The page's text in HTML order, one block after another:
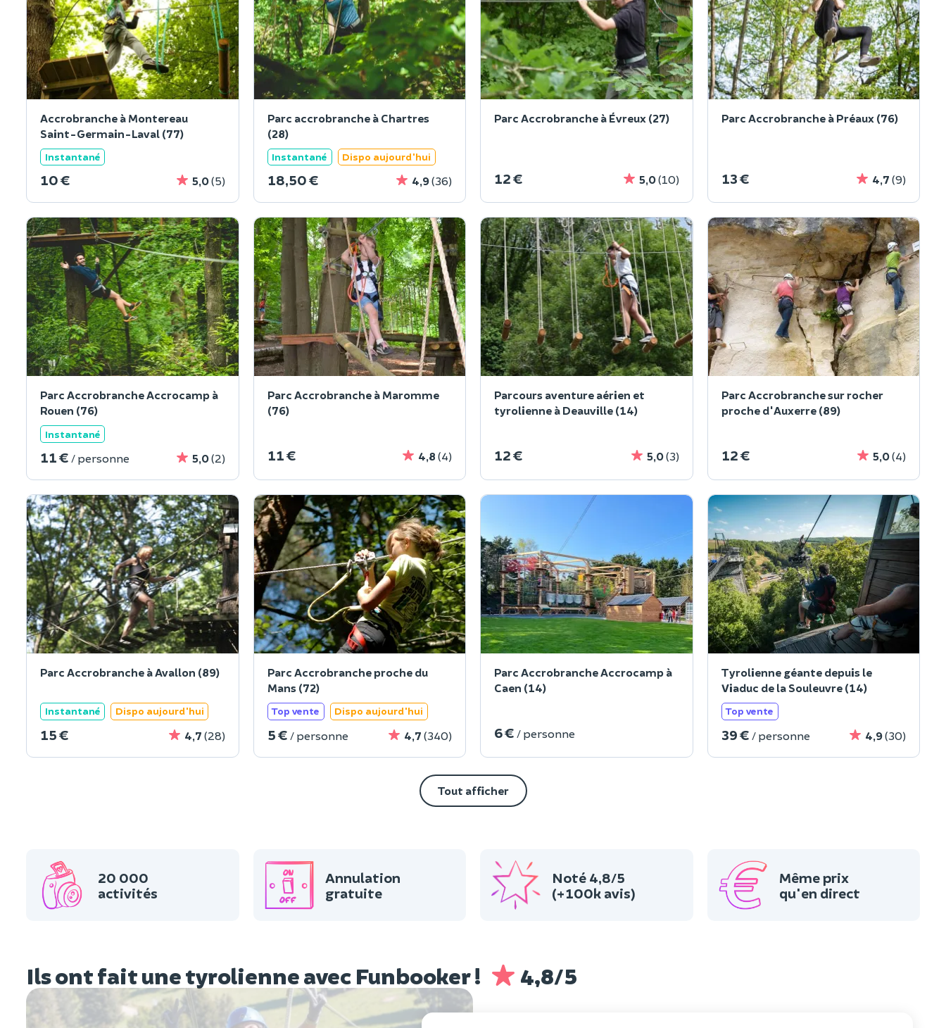
Accrobranche à Montereau
Saint-Germain-Laval (77)
Instantané
10 € 5,0(5)
Parc accrobranche à Chartres
(28)
Instantané Dispo aujourd'hui
18,50 € 4,9(36)
Parc Accrobranche à Évreux (27)
12 € 5,0(10)
Parc Accrobranche à Préaux (76)
13 € 4,7 (9)
Parc Accrobranche Accrocamp à
Rouen (76)
Instantané
11 € / personne 5,0(2)
Parc Accrobranche à Maromme
(76)
11 € 4,8 (4)
Parcours aventure aérien et
tyrolienne à Deauville (14)
12 € 5,0(3)
Parc Accrobranche sur rocher
proche d'Auxerre (89)
12 € 5,0(4)
Parc Accrobranche à Avallon (89)
Instantané Dispo aujourd'hui
15 € 4,7 (28)
Parc Accrobranche proche du
Mans (72)
Top vente Dispo aujourd'hui
5 € / personne 4,7 (340)
Parc Accrobranche Accrocamp à
Caen (14)
6 € / personne
Tyrolienne géante depuis le
Viaduc de la Souleuvre (14)
Top vente
39 € / personne 4,9(30)
Tout afficher
20 000
activités
Annulation
gratuite
Noté 4,8/5
(+100k avis)
Même prix
qu'en direct
Ils ont fait une tyrolienne avec Funbooker ! 4,8/5